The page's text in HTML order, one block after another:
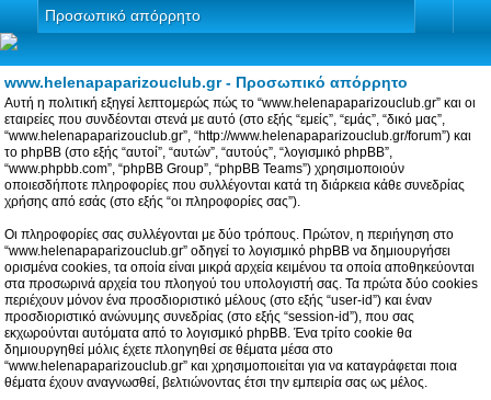
Προσωπικό απόρρητο
www.helenapaparizouclub.gr - Προσωπικό απόρρητο
Αυτή η πολιτική εξηγεί λεπτομερώς πώς το “www.helenapaparizouclub.gr” και οι
εταιρείες που συνδέονται στενά με αυτό (στο εξής “εμείς”, “εμάς”, “δικό μας”,
“www.helenapaparizouclub.gr”, “http://www.helenapaparizouclub.gr/forum”) και
το phpBB (στο εξής “αυτοί”, “αυτών”, “αυτούς”, “λογισμικό phpBB”,
“www.phpbb.com”, “phpBB Group”, “phpBB Teams”) χρησιμοποιούν
οποιεσδήποτε πληροφορίες που συλλέγονται κατά τη διάρκεια κάθε συνεδρίας
χρήσης από εσάς (στο εξής “οι πληροφορίες σας”).
Οι πληροφορίες σας συλλέγονται με δύο τρόπους. Πρώτον, η περιήγηση στο
“www.helenapaparizouclub.gr” οδηγεί το λογισμικό phpBB να δημιουργήσει
ορισμένα cookies, τα οποία είναι μικρά αρχεία κειμένου τα οποία αποθηκεύονται
στα προσωρινά αρχεία του πλοηγού του υπολογιστή σας. Τα πρώτα δύο cookies
περιέχουν μόνον ένα προσδιοριστικό μέλους (στο εξής “user-id”) και έναν
προσδιοριστικό ανώνυμης συνεδρίας (στο εξής “session-id”), που σας
εκχωρούνται αυτόματα από το λογισμικό phpBB. Ένα τρίτο cookie θα
δημιουργηθεί μόλις έχετε πλοηγηθεί σε θέματα μέσα στο
“www.helenapaparizouclub.gr” και χρησιμοποιείται για να καταγράφεται ποια
θέματα έχουν αναγνωσθεί, βελτιώνοντας έτσι την εμπειρία σας ως μέλος.